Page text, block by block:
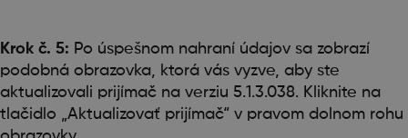
Krok č. 5: Po úspešnom nahraní údajov sa zobrazí
podobná obrazovka, ktorá vás vyzve, aby ste
aktualizovali prijímač na verziu 5.1.3.038. Kliknite na
tlačidlo „Aktualizovať prijímač“ v pravom dolnom rohu